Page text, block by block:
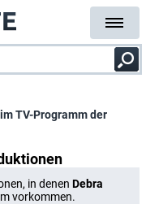
TV-Programm der
in denen Debra
vorkommen.